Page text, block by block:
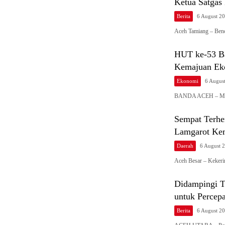
Ketua
Berita 6 August
Aceh Tamiang –
HUT ke-53
Kemajuan
Ekonomi 6
BANDA ACEH –
Sempat
Lamgarot
Daerah 6 August
Aceh Besar –
Didampingi
untuk
Berita 6 August